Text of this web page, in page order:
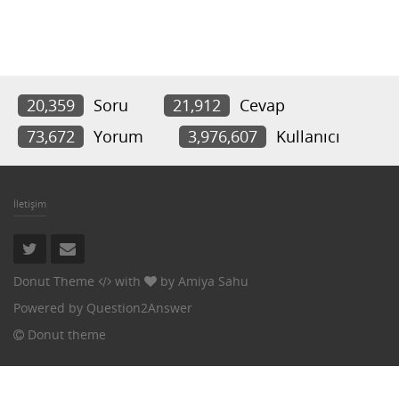
20,359 Soru 21,912
Cevap
73,672
Yorum 3,976,607 Kullanıcı
İletişim
Donut Theme with by Amiya Sahu
Powered by Question2Answer
Donut theme